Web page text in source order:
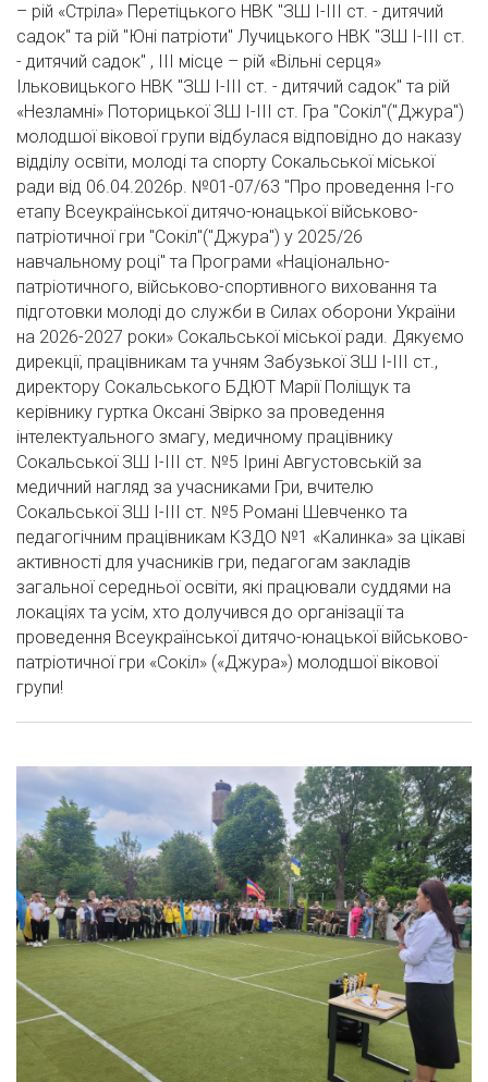
– рій «Стріла» Перетіцького НВК "ЗШ І-ІІІ ст. - дитячий
садок" та рій "Юні патріоти" Лучицького НВК "ЗШ І-ІІІ ст.
- дитячий садок" , ІІІ місце – рій «Вільні серця»
Ільковицького НВК "ЗШ І-ІІІ ст. - дитячий садок" та рій
«Незламні» Поторицької ЗШ І-ІІІ ст. Гра "Сокіл"("Джура")
молодшої вікової групи відбулася відповідно до наказу
відділу освіти, молоді та спорту Сокальської міської
ради від 06.04.2026р. №01-07/63 "Про проведення І-го
етапу Всеукраїнської дитячо-юнацької військово-
патріотичної гри "Сокіл"("Джура") у 2025/26
навчальному році" та Програми «Національно-
патріотичного, військово-спортивного виховання та
підготовки молоді до служби в Силах оборони України
на 2026-2027 роки» Сокальської міської ради. Дякуємо
дирекції, працівникам та учням Забузької ЗШ І-ІІІ ст.,
директору Сокальського БДЮТ Марії Поліщук та
керівнику гуртка Оксані Звірко за проведення
інтелектуального змагу, медичному працівнику
Сокальської ЗШ І-ІІІ ст. №5 Ірині Августовській за
медичний нагляд за учасниками Гри, вчителю
Сокальської ЗШ І-ІІІ ст. №5 Романі Шевченко та
педагогічним працівникам КЗДО №1 «Калинка» за цікаві
активності для учасників гри, педагогам закладів
загальної середньої освіти, які працювали суддями на
локаціях та усім, хто долучився до організації та
проведення Всеукраїнської дитячо-юнацької військово-
патріотичної гри «Сокіл» («Джура») молодшої вікової
групи!